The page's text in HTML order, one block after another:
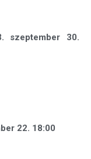
szeptember 30.
22. 18:00